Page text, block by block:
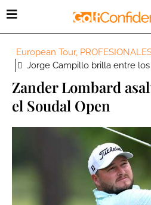
European Tour,
Jorge Campillo brilla entre
Zander Lombard
el Soudal Open